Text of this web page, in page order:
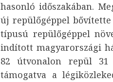
hasonló időszakában.
új repülőgéppel
típusú repülőgéppel
indított magyarországi
82 útvonalon repül
támogatva a